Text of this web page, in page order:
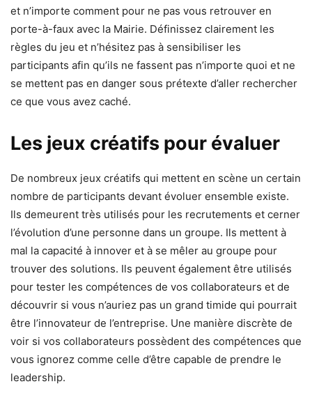
et n’importe comment pour ne pas vous retrouver en
porte-à-faux avec la Mairie. Définissez clairement les
règles du jeu et n’hésitez pas à sensibiliser les
participants afin qu’ils ne fassent pas n’importe quoi et ne
se mettent pas en danger sous prétexte d’aller rechercher
ce que vous avez caché.
Les jeux créatifs pour évaluer
De nombreux jeux créatifs qui mettent en scène un certain
nombre de participants devant évoluer ensemble existe.
Ils demeurent très utilisés pour les recrutements et cerner
l’évolution d’une personne dans un groupe. Ils mettent à
mal la capacité à innover et à se mêler au groupe pour
trouver des solutions. Ils peuvent également être utilisés
pour tester les compétences de vos collaborateurs et de
découvrir si vous n’auriez pas un grand timide qui pourrait
être l’innovateur de l’entreprise. Une manière discrète de
voir si vos collaborateurs possèdent des compétences que
vous ignorez comme celle d’être capable de prendre le
leadership.